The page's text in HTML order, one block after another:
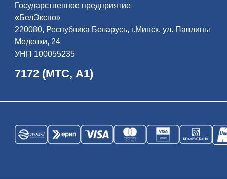
Государственное предприятие
«БелЭкспо»
220080, Республика Беларусь, г.Минск, ул. Павлины
Меделки, 24
УНП 100055235
7172 (МТС, А1)